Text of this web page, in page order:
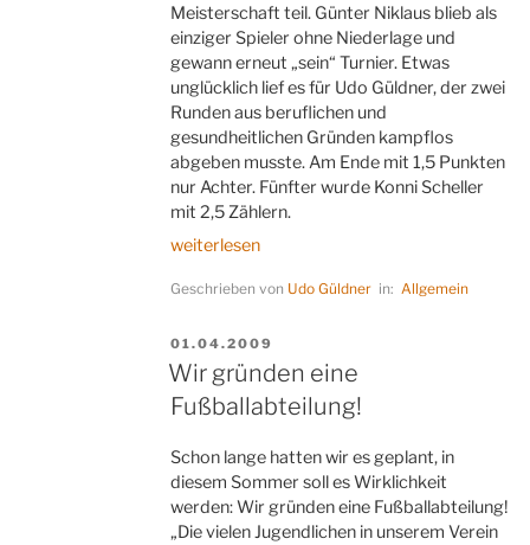
Meisterschaft teil. Günter Niklaus blieb als
einziger Spieler ohne Niederlage und
gewann erneut „sein“ Turnier. Etwas
unglücklich lief es für Udo Güldner, der zwei
Runden aus beruflichen und
gesundheitlichen Gründen kampflos
abgeben musste. Am Ende mit 1,5 Punkten
nur Achter. Fünfter wurde Konni Scheller
mit 2,5 Zählern.
„Die
von
Punktstelle“
weiterlesen
Geschrieben von Udo Güldner in:Allgemein
VERÖFFENTLICHT
AM
01.04.2009
Wir gründen eine
Fußballabteilung!
Schon lange hatten wir es geplant, in
diesem Sommer soll es Wirklichkeit
werden: Wir gründen eine Fußballabteilung!
„Die vielen Jugendlichen in unserem Verein